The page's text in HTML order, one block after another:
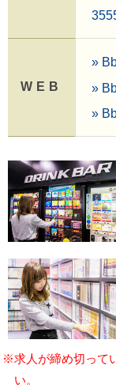
WEB
»
»
»
※求人が締め切って
い。